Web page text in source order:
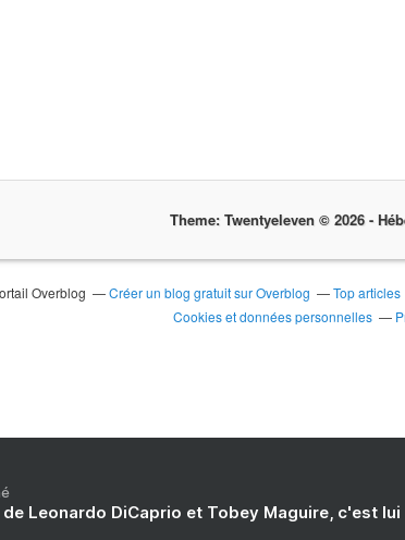
Theme: Twentyeleven © 2026 -
Overblog Créer un blog gratuit sur Overblog Top articles
Cookies et données personnelles
de Leonardo DiCaprio et Tobey Maguire, c'est